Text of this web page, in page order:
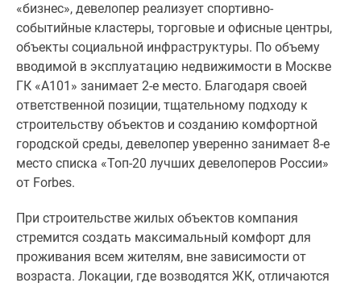
«бизнес», девелопер реализует спортивно-
событийные кластеры, торговые и офисные центры,
объекты социальной инфраструктуры. По объему
вводимой в эксплуатацию недвижимости в Москве
ГК «А101» занимает 2-е место. Благодаря своей
ответственной позиции, тщательному подходу к
строительству объектов и созданию комфортной
городской среды, девелопер уверенно занимает 8-е
место списка «Топ-20 лучших девелоперов России»
от Forbes.
При строительстве жилых объектов компания
стремится создать максимальный комфорт для
проживания всем жителям, вне зависимости от
возраста. Локации, где возводятся ЖК, отличаются